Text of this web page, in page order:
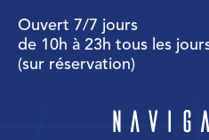
Ouvert 7/7 jours
de 10h à 23h tous les
(sur réservation)